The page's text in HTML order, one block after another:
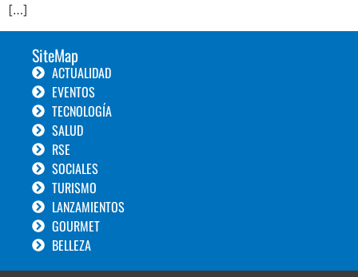
[…]
SiteMap
ACTUALIDAD
EVENTOS
TECNOLOGÍA
SALUD
RSE
SOCIALES
TURISMO
LANZAMIENTOS
GOURMET
BELLEZA